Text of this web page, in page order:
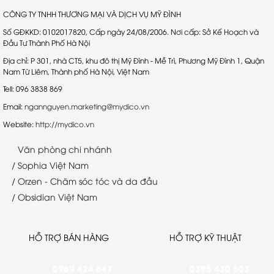
việc trực tiếp cùng đối tác
chiến lược Obsidian Hàn
Quốc.
lịch hè 2025 đến ba điểm
đến đặc sắc: Nam Ninh
(Trung Quốc), Nha Trang và
hành trình mang một dấu
ấn riêng, nhưng đều cùng
giữa Obsidian và những
CÔNG TY TNHH THƯƠNG MẠI VÀ DỊCH VỤ MỸ ĐÌNH
Số GĐKKD: 0102017820, Cấp ngày 24/08/2006. Nơi cấp: Sở Kế Hoạch và
Đầu Tư Thành Phố Hà Nội
Địa chỉ: P 301, nhà CT5, khu đô thị Mỹ Đình - Mễ Trì, Phương Mỹ Đình 1, Quận
Nam Từ Liêm, Thành phố Hà Nội, Việt Nam
Tell: 096 3838 869
Email:ngannguyen.marketing@mydico.vn
Website:http://mydico.vn
Văn phòng chi nhánh
/ Sophia Việt Nam
/ Orzen - Chăm sóc tóc và da đầu
/ Obsidian Việt Nam
HỖ TRỢ BÁN HÀNG HỖ TRỢ KỸ THUẬT